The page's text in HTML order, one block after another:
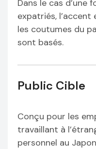
Dans le cas d’une
expatriés,
les coutumes du
sont basés.
Public Cible
Conçu pour les
travaillant à
personnel au